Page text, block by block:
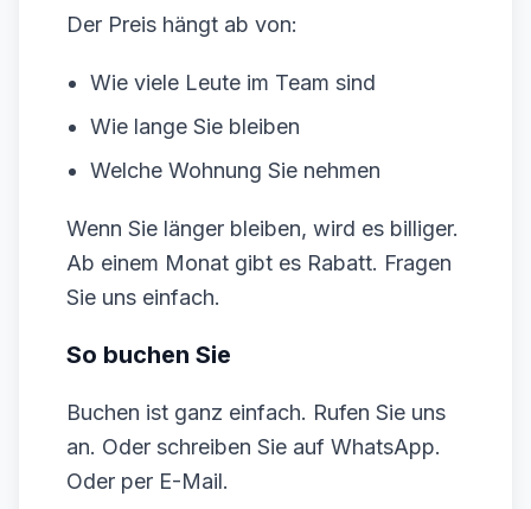
Der Preis hängt ab von:
Wie viele Leute im Team sind
Wie lange Sie bleiben
Welche Wohnung Sie nehmen
Wenn Sie länger bleiben, wird es billiger.
Ab einem Monat gibt es Rabatt. Fragen
Sie uns einfach.
So buchen Sie
Buchen ist ganz einfach. Rufen Sie uns
an. Oder schreiben Sie auf WhatsApp.
Oder per E-Mail.